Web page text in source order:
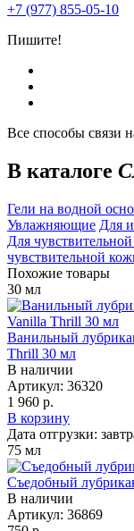
+7 (977) 855-05-10
Пишите!
Все способы связи
В каталоге
Гели на водной
Увлажняющие Для
Для
чувствительной
Похожие товары
30 мл
Ванильный
Thrill 30 мл
В наличии
Артикул: 36320
1 960 р.
В корзину
Дата отгрузки:
75 мл
Съедобный
В наличии
Артикул: 36869